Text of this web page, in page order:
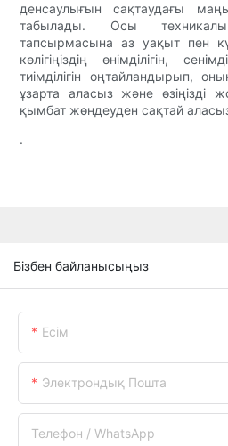
денсаулығын сақтаудағы
табылады. Осы
тапсырмасына аз уақыт пен
көлігіңіздің өнімділігін,
тиімділігін оңтайландырып,
ұзарта аласыз және өзіңізді
қымбат жөндеуден сақтай
.
Бізбен байланысыңыз
Есім
Электрондық Пошта
Телефон / WhatsApp